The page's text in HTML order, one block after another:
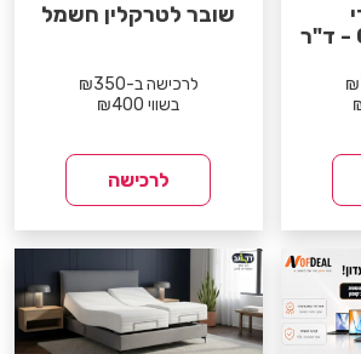
COMFORTECH - ד"ר
שובר לטרקלין חשמל
לרכישה ב-₪350
בשווי ₪400
לרכישה